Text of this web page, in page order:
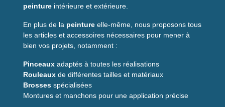
Marque
SYLEX
Quantité
Lot de 4
Diamètre
8 mm
Supports
recommandés
Béton, brique pleine, brique creuse,
parpaing
Usage
Scellement chimique avec résine
peinture intérieure et extérieure.
En plus de la peinture elle-même, nous proposons tous
les articles et accessoires nécessaires pour mener à
bien vos projets, notamment :
Pinceaux adaptés à toutes les réalisations
Rouleaux de différentes tailles et matériaux
Brosses spécialisées
Montures et manchons pour une application précise